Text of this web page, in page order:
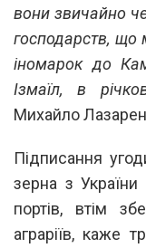
вони звичайно
господарств, що
іномарок до
Ізмаїл, в
Михайло
Підписання
зерна з України
портів, втім
аграріїв, каже